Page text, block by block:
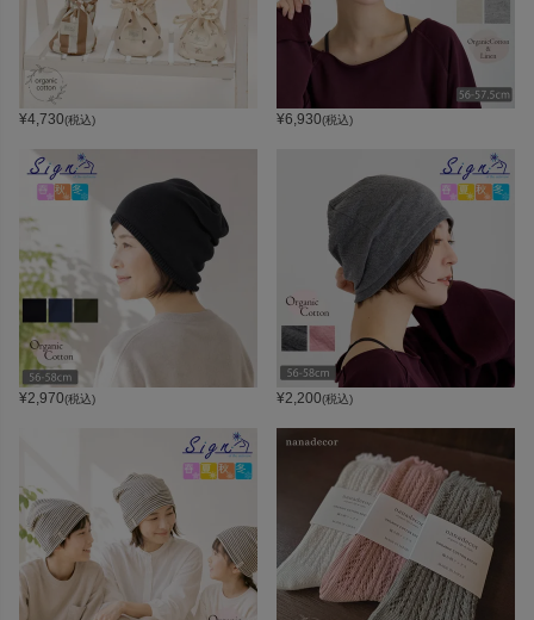
¥4,730(税込) ¥6,930(税込)
¥2,970(税込) ¥2,200(税込)